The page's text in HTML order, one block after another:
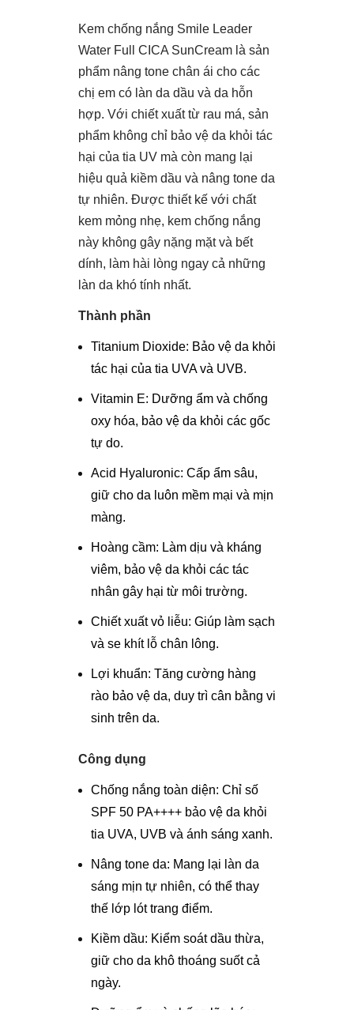
Kem chống nắng Smile Leader
Water Full CICA SunCream là sản
phẩm nâng tone chân ái cho các
chị em có làn da dầu và da hỗn
hợp. Với chiết xuất từ rau má, sản
phẩm không chỉ bảo vệ da khỏi tác
hại của tia UV mà còn mang lại
hiệu quả kiềm dầu và nâng tone da
tự nhiên. Được thiết kế với chất
kem mỏng nhẹ, kem chống nắng
này không gây nặng mặt và bết
dính, làm hài lòng ngay cả những
làn da khó tính nhất.
Thành phần
Titanium Dioxide: Bảo vệ da khỏi
tác hại của tia UVA và UVB.
Vitamin E: Dưỡng ẩm và chống
oxy hóa, bảo vệ da khỏi các gốc
tự do.
Acid Hyaluronic: Cấp ẩm sâu,
giữ cho da luôn mềm mại và mịn
màng.
Hoàng cầm: Làm dịu và kháng
viêm, bảo vệ da khỏi các tác
nhân gây hại từ môi trường.
Chiết xuất vỏ liễu: Giúp làm sạch
và se khít lỗ chân lông.
Lợi khuẩn: Tăng cường hàng
rào bảo vệ da, duy trì cân bằng vi
sinh trên da.
Công dụng
Chống nắng toàn diện: Chỉ số
SPF 50 PA++++ bảo vệ da khỏi
tia UVA, UVB và ánh sáng xanh.
Nâng tone da: Mang lại làn da
sáng mịn tự nhiên, có thể thay
thế lớp lót trang điểm.
Kiềm dầu: Kiểm soát dầu thừa,
giữ cho da khô thoáng suốt cả
ngày.